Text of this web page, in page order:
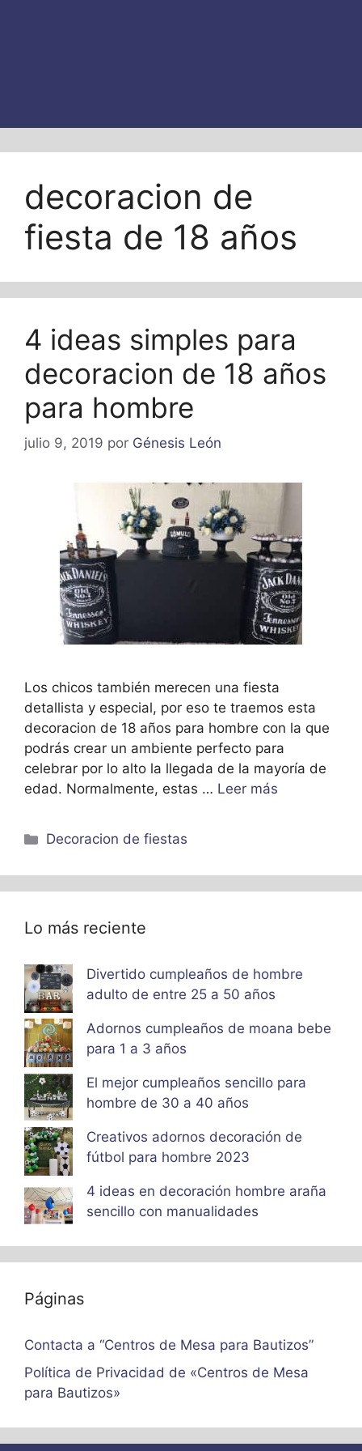
decoracion de
fiesta de 18 años
4 ideas simples para
decoracion de 18 años
para hombre
julio 9, 2019 por Génesis León
Los chicos también merecen una fiesta
detallista y especial, por eso te traemos esta
decoracion de 18 años para hombre con la que
podrás crear un ambiente perfecto para
celebrar por lo alto la llegada de la mayoría de
edad. Normalmente, estas … Leer más
Categorías
Decoracion de fiestas
Lo más reciente
Divertido cumpleaños de hombre
adulto de entre 25 a 50 años
Adornos cumpleaños de moana bebe
para 1 a 3 años
El mejor cumpleaños sencillo para
hombre de 30 a 40 años
Creativos adornos decoración de
fútbol para hombre 2023
4 ideas en decoración hombre araña
sencillo con manualidades
Páginas
Contacta a “Centros de Mesa para Bautizos”
Política de Privacidad de «Centros de Mesa
para Bautizos»